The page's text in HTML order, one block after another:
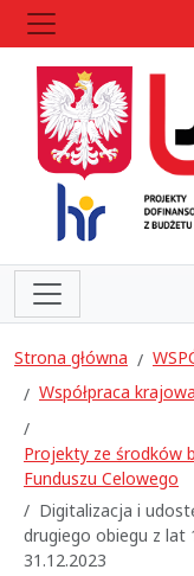
Strona główna
Współpraca
Projekty ze środków
Funduszu Celowego
Digitalizacja i
drugiego obiegu z lat
31.12.2023